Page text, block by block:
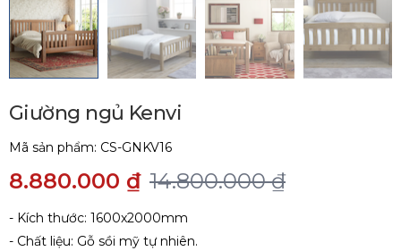
Giường ngủ Kenvi
Mã sản phẩm: CS-GNKV16
8.880.000 ₫ 14.800.000 ₫
- Kích thước: 1600x2000mm
- Chất liệu: Gỗ sồi mỹ tự nhiên.